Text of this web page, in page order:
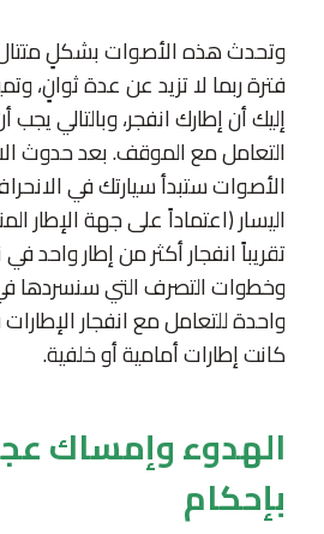
وتحدث هذه الأصوات بشكلٍ
فترة ربما لا تزيد عن عدة ثوانٍ،
إليك أن إطارك انفجر، وبالتالي
التعامل مع الموقف. بعد حدوث
الأصوات ستبدأ سيارتك في
اليسار (اعتماداً على جهة الإطار
تقريباً انفجار أكثر من إطار واحد
وخطوات التصرف التي سنسردها
واحدة للتعامل مع انفجار
كانت إطارات أمامية أو خلفية.
الهدوء وإمساك
بإحكام